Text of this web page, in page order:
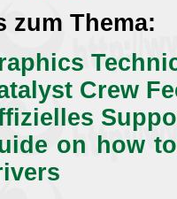
zum Thema:
Crew
on how